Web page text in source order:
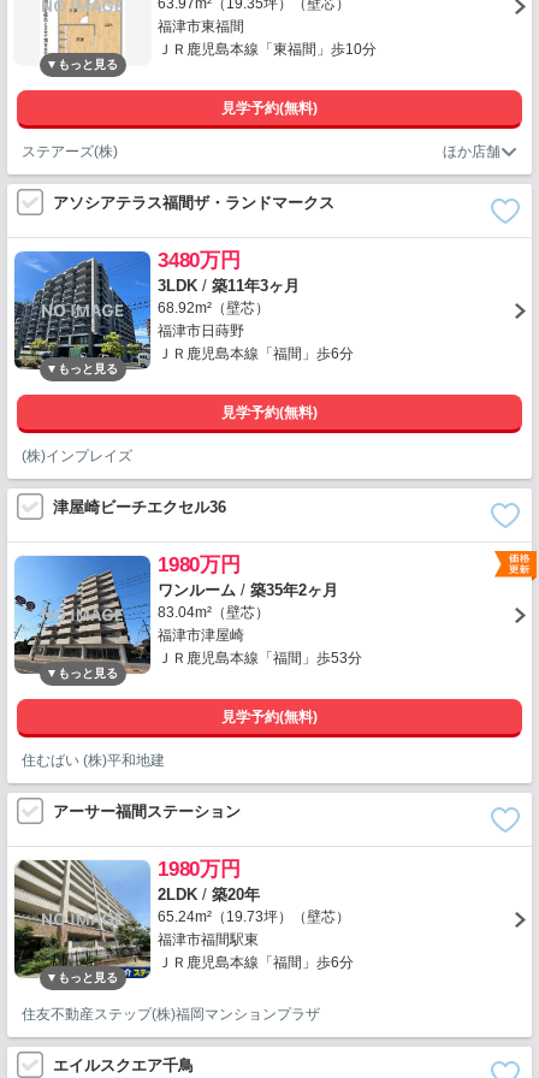
63.97m²（19.35坪）（壁芯）
福津市東福間
ＪＲ鹿児島本線「東福間」歩10分
見学予約(無料)
ステアーズ(株)
アソシアテラス福間ザ・ランドマークス
3480万円
3LDK / 築11年3ヶ月
68.92m²（壁芯）
福津市日蒔野
ＪＲ鹿児島本線「福間」歩6分
見学予約(無料)
(株)インプレイズ
津屋崎ビーチエクセル36
1980万円
ワンルーム / 築35年2ヶ月
83.04m²（壁芯）
福津市津屋崎
ＪＲ鹿児島本線「福間」歩53分
見学予約(無料)
住むばい (株)平和地建
アーサー福間ステーション
1980万円
2LDK / 築20年
65.24m²（19.73坪）（壁芯）
福津市福間駅東
ＪＲ鹿児島本線「福間」歩6分
住友不動産ステップ(株)福岡マンションプラザ
エイルスクエア千鳥